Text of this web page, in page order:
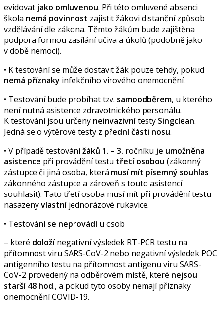
evidovat jako omluvenou. Při této omluvené absenci
škola nemá povinnost zajistit žákovi distanční způsob
vzdělávání dle zákona. Těmto žákům bude zajištěna
podpora formou zasílání učiva a úkolů (podobně jako
v době nemoci).
• K testování se může dostavit žák pouze tehdy, pokud
nemá příznaky infekčního virového onemocnění.
• Testování bude probíhat tzv. samoodběrem, u kterého
není nutná asistence zdravotnického personálu.
K testování jsou určeny neinvazivnítesty Singclean.
Jedná se o výtěrové testy z přední části nosu.
• V případě testovánížáků 1. – 3. ročníku je umožněna
asistence při provádění testu třetí osobou (zákonný
zástupce či jiná osoba, která musí mít písemný souhlas
zákonného zástupce a zároveň s touto asistencí
souhlasit). Tato třetí osoba musí mít při provádění testu
nasazenyvlastníjednorázové rukavice.
• Testováníse neprovádíu osob
– které doložínegativní výsledek RT-PCR testu na
přítomnost viru SARS-CoV-2 nebo negativní výsledek POC
antigenního testu na přítomnost antigenu viru SARS-
CoV-2 provedený na odběrovém místě, které nejsou
starší 48 hod., a pokud tyto osoby nemají příznaky
onemocnění COVID-19.